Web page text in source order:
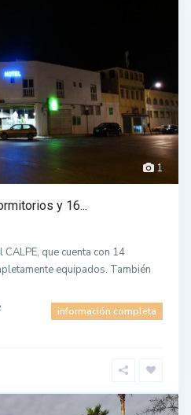
1
y 16...
que cuenta con 14
equipados. También
información completa